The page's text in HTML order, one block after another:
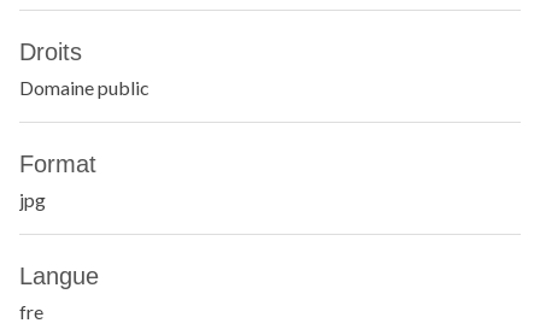
Droits
Domaine public
Format
jpg
Langue
fre